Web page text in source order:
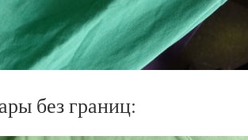
без границ: